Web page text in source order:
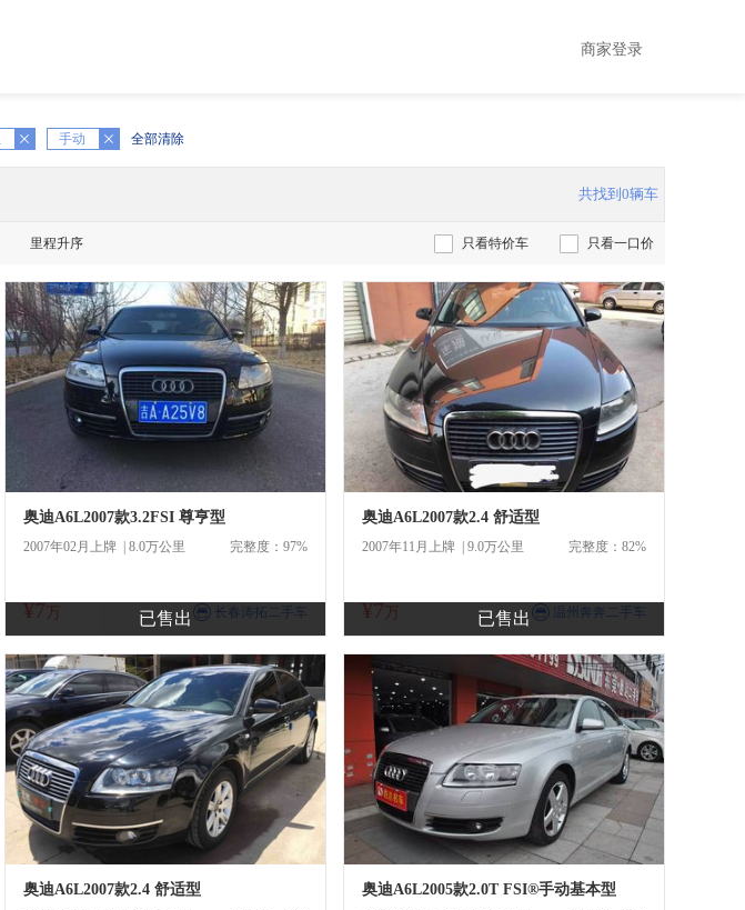
商家登录
手动 全部清除
共找到0辆车
只看特价车 只看一口价
里程升序
已售出
奥迪A6L2007款3.2FSI 尊亨型
完整度：97%
2007年02月上牌 | 8.0万公里
¥7 万 商 长春涛拓二手车 已售出
奥迪A6L2007款2.4 舒适型
完整度：82%
2007年11月上牌 | 9.0万公里
¥7 万 商 温州奔奔二手车
奥迪A6L2007款2.4 舒适型 奥迪A6L2005款2.0T FSI®手动基本型